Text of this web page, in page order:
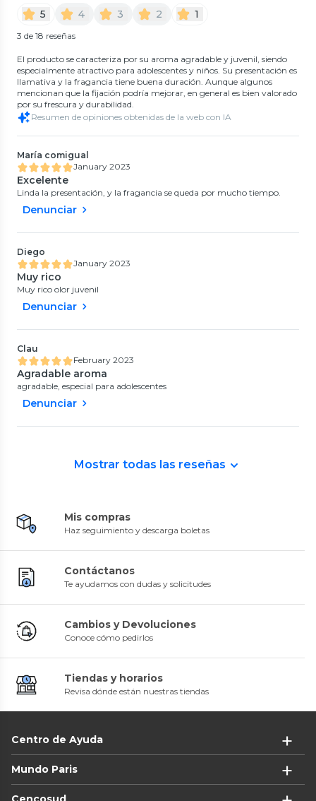
5 4 3 2 1
3 de 18 reseñas
El producto se caracteriza por su aroma agradable y juvenil, siendo
especialmente atractivo para adolescentes y niños. Su presentación es
llamativa y la fragancia tiene buena duración. Aunque algunos
mencionan que la fijación podría mejorar, en general es bien valorado
por su frescura y durabilidad.
Resumen de opiniones obtenidas de la web con IA
María comigual
January 2023
Excelente
Linda la presentación, y la fragancia se queda por mucho tiempo.
Denunciar
Diego
January 2023
Muy rico
Muy rico olor juvenil
Denunciar
Clau
February 2023
Agradable aroma
agradable, especial para adolescentes
Denunciar
Mostrar todas las reseñas
Mis compras
Haz seguimiento y descarga boletas
Contáctanos
Te ayudamos con dudas y solicitudes
Cambios y Devoluciones
Conoce cómo pedirlos
Tiendas y horarios
Revisa dónde están nuestras tiendas
Centro de Ayuda
Mundo Paris